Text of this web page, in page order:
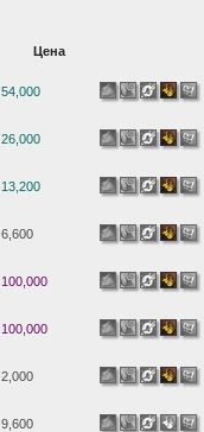
Цена
54,000
26,000
13,200
6,600
100,000
100,000
2,000
9,600